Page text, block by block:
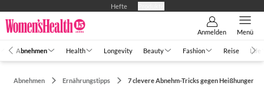
Hefte
Anmelden Menü
Abnehmen Health Longevity Beauty Fashion Reise Life
Abnehmen Ernährungstipps 7 clevere Abnehm-Tricks gegen Heißhunger